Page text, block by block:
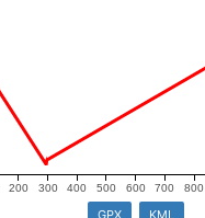
200 300 400 500 600 700 800